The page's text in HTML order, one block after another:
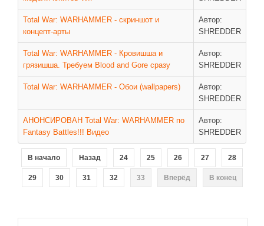
ДРУГИЕ ИГРЫ
Серия игр Mount and Blade
Вселенные Warhammer
Warhammer 40.000: Dawn of War
Серия игр «История войн»
Серия игр «King Arthur»
КРЕАТИВ
Блоги о рыбалке
Черный Гетман (роман)
Total War: WARHAMMER - скриншот и
концепт-арты
Автор:
SHREDDER
Total War: WARHAMMER - Кровишша и
грязишша. Требуем Blood and Gore сразу
Автор:
SHREDDER
Total War: WARHAMMER - Обои (wallpapers)
Автор:
SHREDDER
АНОНСИРОВАН Total War: WARHAMMER по
Fantasy Battles!!! Видео
Автор:
SHREDDER
В начало Назад 24 25 26 27 28
29 30 31 32 33 Вперёд В конец